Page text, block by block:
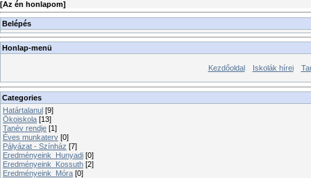
[Az én honlapom]
Belépés
Honlap-menü
Kezdőoldal Iskolák hírei
Categories
Határtalanul [9]
Ökoiskola [13]
Tanév rendje [1]
Éves munkaterv [0]
Pályázat - Színház [7]
Eredményeink_Hunyadi [0]
Eredményeink_Kossuth [2]
Eredményeink_Móra [0]